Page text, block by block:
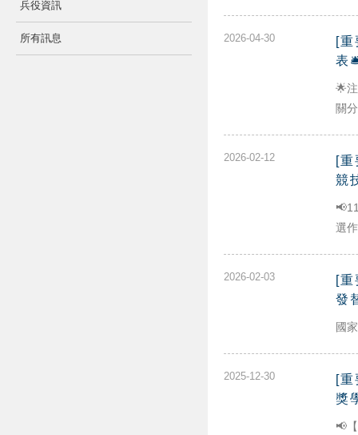
兵役資訊
所有訊息 2026-04-30
[
表
🌟
關
2026-02-12
[
競
選
2026-02-03
[
發
國
2025-12-30
[
獎
📢